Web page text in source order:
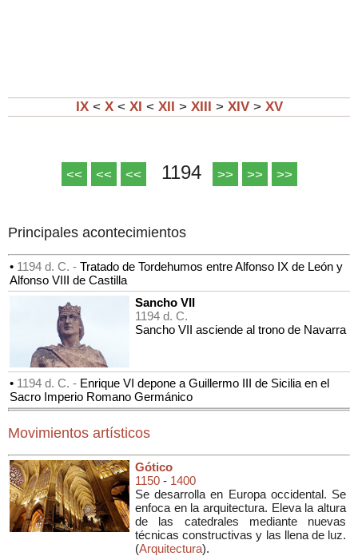
IX < X < XI < XII > XIII > XIV > XV
<< << << 1194 >> >> >>
Principales acontecimientos
• 1194 d. C. - Tratado de Tordehumos entre Alfonso IX de León y
Alfonso VIII de Castilla
Sancho VII
1194 d. C.
Sancho VII asciende al trono de Navarra
• 1194 d. C. - Enrique VI depone a Guillermo III de Sicilia en el
Sacro Imperio Romano Germánico
Movimientos artísticos
Gótico
1150 - 1400
Se desarrolla en Europa occidental. Se
enfoca en la arquitectura. Eleva la altura
de las catedrales mediante nuevas
técnicas constructivas y las llena de luz.
(Arquitectura).